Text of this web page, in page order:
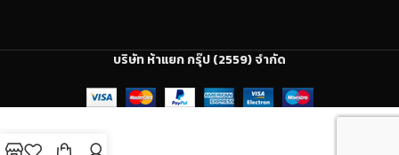
บริษัท ห้าแยก กรุ๊ป (2559) จำกัด